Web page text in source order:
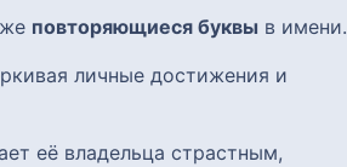
повторяющиеся буквы в имени.
личные достижения и
её владельца страстным,